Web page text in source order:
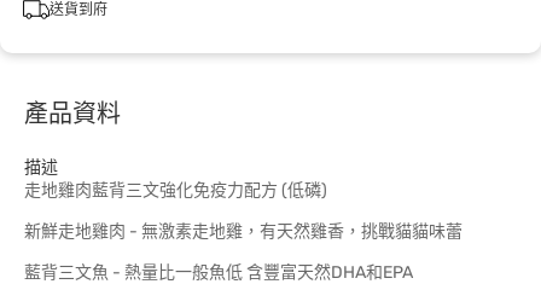
送貨到府
產品資料
描述
走地雞肉藍背三文強化免疫力配方 (低磷)
新鮮走地雞肉 - 無激素走地雞，有天然雞香，挑戰貓貓味蕾
藍背三文魚 - 熱量比一般魚低 含豐富天然DHA和EPA